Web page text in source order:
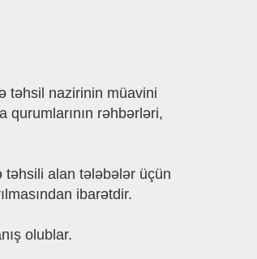
təhsil nazirinin müavini
rəhbərləri,
təhsili alan tələbələr üçün
ibarətdir.
olublar.